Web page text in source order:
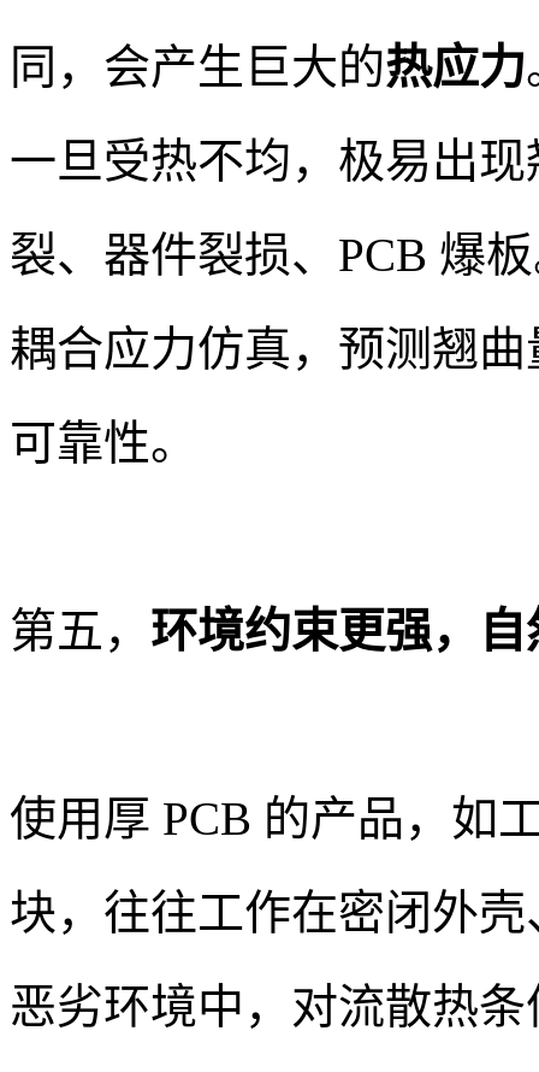
同，会产生巨大的热应力
一旦受热不均，极易出
裂、器件裂损、PCB 爆
耦合应力仿真，预测翘
可靠性。
第五， 环境约束更强，
使用厚 PCB 的产品，如
块，往往工作在密闭外
恶劣环境中，对流散热